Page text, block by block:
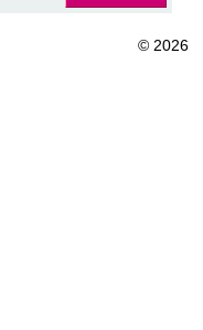
© 2026